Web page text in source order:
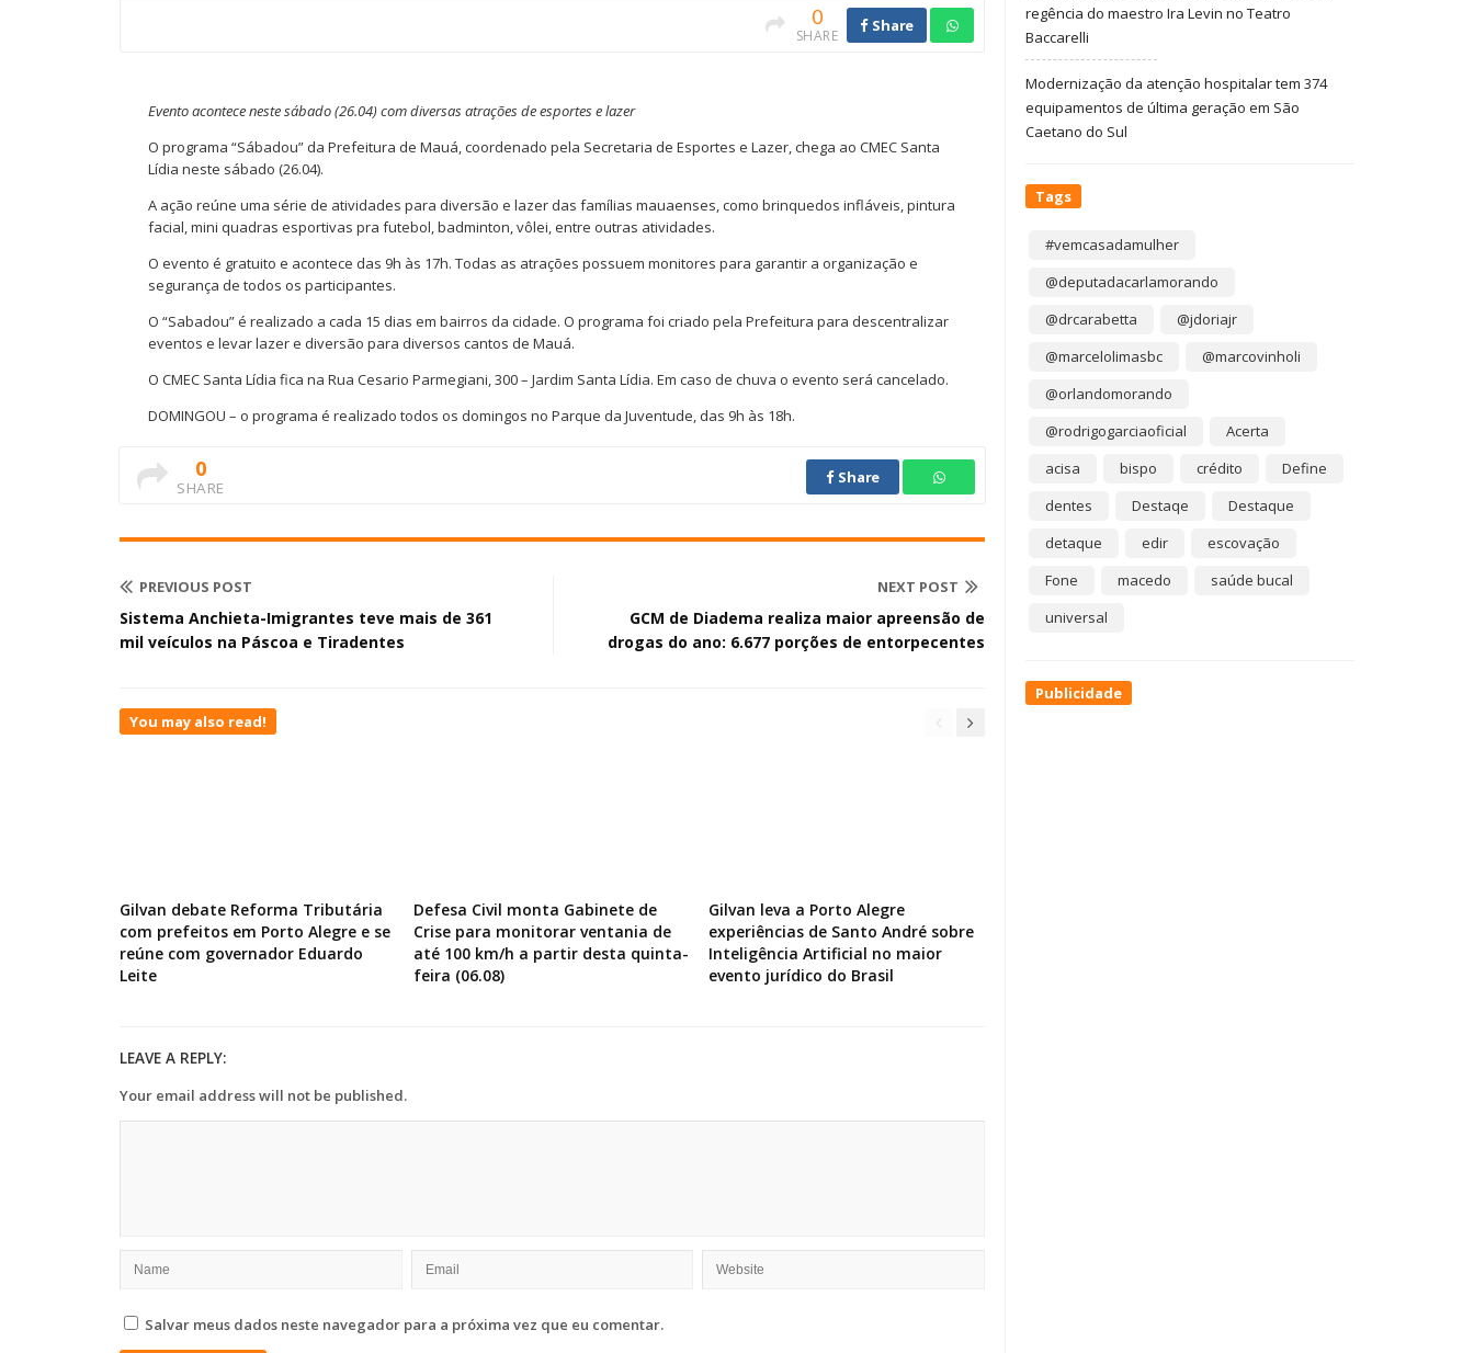
0
SHARE
Share
Evento acontece neste sábado (26.04) com diversas atrações de esportes e lazer
O programa “Sábadou” da Prefeitura de Mauá, coordenado pela Secretaria de Esportes e Lazer, chega ao CMEC Santa
Lídia neste sábado (26.04).
A ação reúne uma série de atividades para diversão e lazer das famílias mauaenses, como brinquedos infláveis, pintura
facial, mini quadras esportivas pra futebol, badminton, vôlei, entre outras atividades.
O evento é gratuito e acontece das 9h às 17h. Todas as atrações possuem monitores para garantir a organização e
segurança de todos os participantes.
O “Sabadou” é realizado a cada 15 dias em bairros da cidade. O programa foi criado pela Prefeitura para descentralizar
eventos e levar lazer e diversão para diversos cantos de Mauá.
O CMEC Santa Lídia fica na Rua Cesario Parmegiani, 300 – Jardim Santa Lídia. Em caso de chuva o evento será cancelado.
DOMINGOU – o programa é realizado todos os domingos no Parque da Juventude, das 9h às 18h.
0
SHARE
Share
PREVIOUS POST
Sistema Anchieta-Imigrantes teve mais de 361
mil veículos na Páscoa e Tiradentes
NEXT POST
GCM de Diadema realiza maior apreensão de
drogas do ano: 6.677 porções de entorpecentes
You may also read!
Gilvan debate Reforma Tributária
com prefeitos em Porto Alegre e se
reúne com governador Eduardo
Leite
Defesa Civil monta Gabinete de
Crise para monitorar ventania de
até 100 km/h a partir desta quinta-
feira (06.08)
Gilvan leva a Porto Alegre
experiências de Santo André sobre
Inteligência Artificial no maior
evento jurídico do Brasil
LEAVE A REPLY:
Your email address will not be published.
Salvar meus dados neste navegador para a próxima vez que eu comentar.
regência do maestro Ira Levin no Teatro
Baccarelli
Modernização da atenção hospitalar tem 374
equipamentos de última geração em São
Caetano do Sul
Tags
#vemcasadamulher
@deputadacarlamorando
@drcarabetta
@jdoriajr
@marcelolimasbc
@marcovinholi
@orlandomorando
@rodrigogarciaoficial
Acerta
acisa
bispo crédito
Define
dentes
Destaqe
Destaque
detaque
edir
escovação
Fone
macedo
saúde bucal
universal
Publicidade